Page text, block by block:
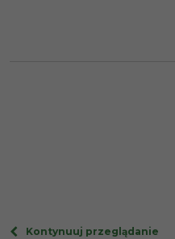
Kontynuuj przeglądanie